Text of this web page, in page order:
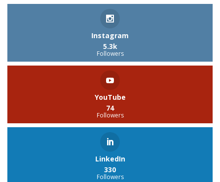
Instagram
5.3k
Followers
YouTube
74
Followers
LinkedIn
330
Followers